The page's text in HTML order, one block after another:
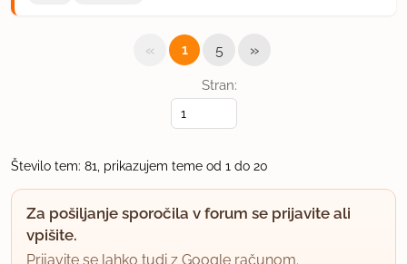
Stran:
« 1 5 »
Število tem: 81, prikazujem teme od 1 do 20
Za pošiljanje sporočila v forum se prijavite ali
vpišite.
Prijavite se lahko tudi z Google računom.